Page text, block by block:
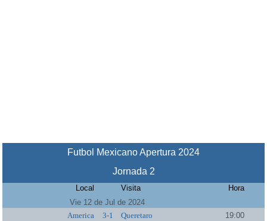
Futbol Mexicano Apertura 2024
Jornada 2
Local Visita
Hora
Vie 12 de Jul de 2024
America
3-1 Queretaro
19:00